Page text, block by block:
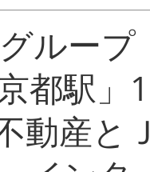
ルー
都駅」
動産と